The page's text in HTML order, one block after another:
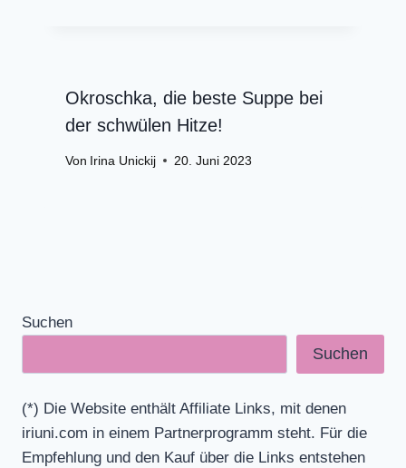
Okroschka, die beste Suppe bei
der schwülen Hitze!
Von Irina Unickij 20. Juni 2023
Suchen
Suchen
(*) Die Website enthält Affiliate Links, mit denen
iriuni.com in einem Partnerprogramm steht. Für die
Empfehlung und den Kauf über die Links entstehen